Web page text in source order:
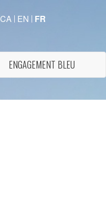
CA EN FR
ENGAGEMENT BLEU